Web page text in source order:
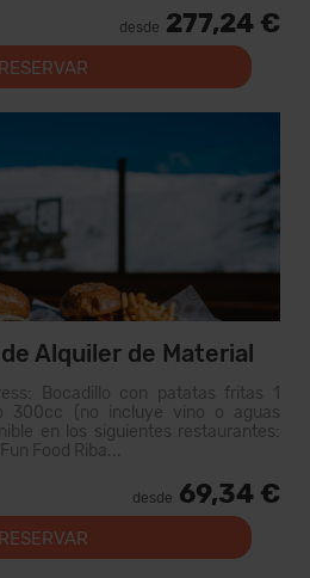
desde 277,24 €
RESERVAR
Alquiler de Material
Bocadillo con patatas fritas 1
300cc (no incluye vino o aguas
en los siguientes restaurantes:
Food Riba...
desde 69,34 €
RESERVAR